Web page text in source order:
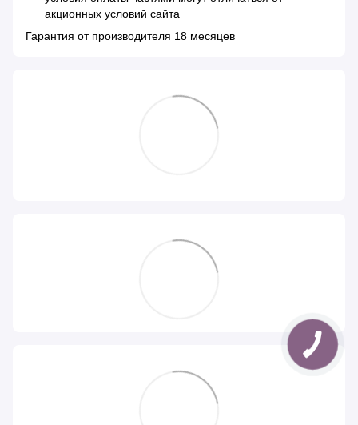
акционных условий сайта
Гарантия от производителя 18 месяцев